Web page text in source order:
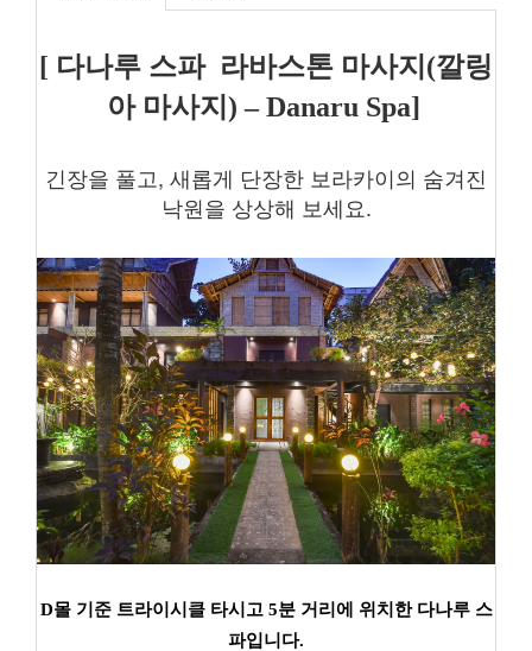
[ 다나루 스파 라바스톤 마사지(깔링
아 마사지) – Danaru Spa]
긴장을 풀고, 새롭게 단장한 보라카이의 숨겨진
낙원을 상상해 보세요.
D몰 기준 트라이시클 타시고 5분 거리에 위치한 다나루 스
파입니다.